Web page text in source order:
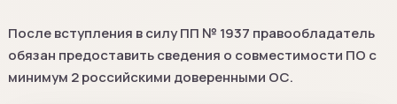
После вступления в силу ПП № 1937 правообладатель
обязан предоставить сведения о совместимости ПО с
минимум 2 российскими доверенными ОС.